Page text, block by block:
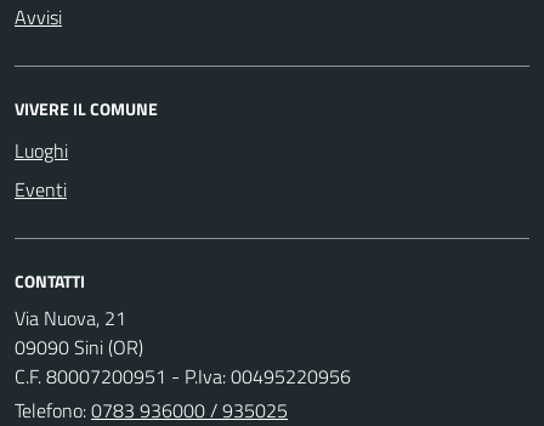
Avvisi
VIVERE IL COMUNE
Luoghi
Eventi
CONTATTI
Via Nuova, 21
09090 Sini (OR)
C.F. 80007200951 - P.Iva: 00495220956
Telefono:0783 936000 / 935025